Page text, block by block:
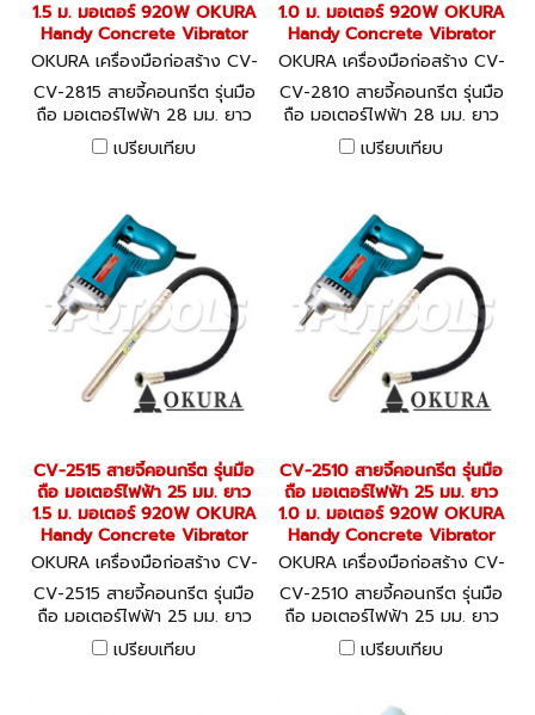
1.5 ม. มอเตอร์ 920W OKURA
Handy Concrete Vibrator
OKURA เครื่องมือก่อสร้าง CV-
2815
CV-2815 สายจี้คอนกรีต รุ่นมือ
ถือ มอเตอร์ไฟฟ้า 28 มม. ยาว
1.5 ม. มอเตอร์ 920W OKURA
Handy Concrete Vibrator
เปรียบเทียบ
1.0 ม. มอเตอร์ 920W OKURA
Handy Concrete Vibrator
OKURA เครื่องมือก่อสร้าง CV-
2810
CV-2810 สายจี้คอนกรีต รุ่นมือ
ถือ มอเตอร์ไฟฟ้า 28 มม. ยาว
1.0 ม. มอเตอร์ 920W OKURA
Handy Concrete Vibrator
เปรียบเทียบ
CV-2515 สายจี้คอนกรีต รุ่นมือ
ถือ มอเตอร์ไฟฟ้า 25 มม. ยาว
1.5 ม. มอเตอร์ 920W OKURA
Handy Concrete Vibrator
OKURA เครื่องมือก่อสร้าง CV-
2515
CV-2515 สายจี้คอนกรีต รุ่นมือ
ถือ มอเตอร์ไฟฟ้า 25 มม. ยาว
1.5 ม. มอเตอร์ 920W OKURA
Handy Concrete Vibrator
เปรียบเทียบ
CV-2510 สายจี้คอนกรีต รุ่นมือ
ถือ มอเตอร์ไฟฟ้า 25 มม. ยาว
1.0 ม. มอเตอร์ 920W OKURA
Handy Concrete Vibrator
OKURA เครื่องมือก่อสร้าง CV-
2510
CV-2510 สายจี้คอนกรีต รุ่นมือ
ถือ มอเตอร์ไฟฟ้า 25 มม. ยาว
1.0 ม. มอเตอร์ 920W OKURA
Handy Concrete Vibrator
เปรียบเทียบ